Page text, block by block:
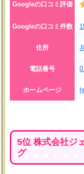
Googleの口コミ評価
Googleの口コミ件数
住所
電話番号
ホームページ
5位 株式会社ジ
グ